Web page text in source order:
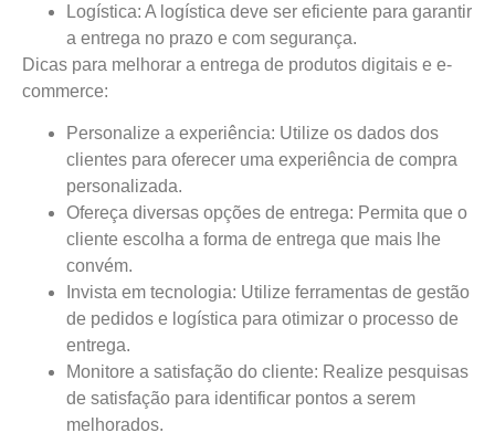
Logística: A logística deve ser eficiente para garantir
a entrega no prazo e com segurança.
Dicas para melhorar a entrega de produtos digitais e e-
commerce:
Personalize a experiência: Utilize os dados dos
clientes para oferecer uma experiência de compra
personalizada.
Ofereça diversas opções de entrega: Permita que o
cliente escolha a forma de entrega que mais lhe
convém.
Invista em tecnologia: Utilize ferramentas de gestão
de pedidos e logística para otimizar o processo de
entrega.
Monitore a satisfação do cliente: Realize pesquisas
de satisfação para identificar pontos a serem
melhorados.